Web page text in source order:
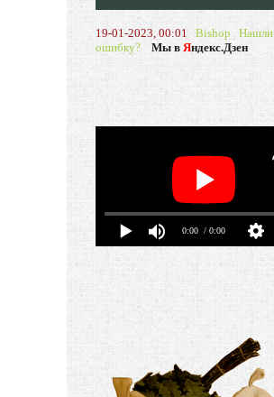
19-01-2023, 00:01 Bishop
Нашли
ошибку?
Мы в Яндекс.Дзен
0:00 / 0:00